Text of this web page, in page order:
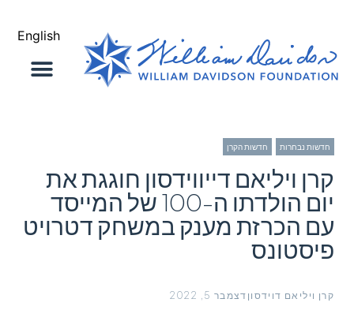
English
חדשות נבחרות חדשות הקרן
קרן ויליאם דייווידסון חוגגת את
יום הולדתו ה-100 של המייסד
עם הכרזת מענק במשחק דטרויט
פיסטונס
קרן ויליאם דוידסון דצמבר 5, 2022